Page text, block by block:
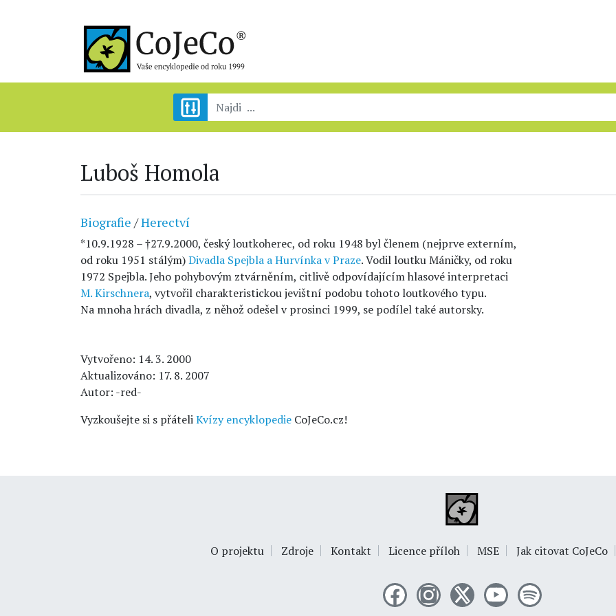
Luboš Homola
Biografie /Herectví
*10.9.1928 – †27.9.2000, český loutkoherec, od roku 1948 byl členem (nejprve externím,
od roku 1951 stálým)Divadla Spejbla a Hurvínka v Praze. Vodil loutku Máničky, od roku
1972 Spejbla. Jeho pohybovým ztvárněním, citlivě odpovídajícím hlasové interpretaci
M. Kirschnera, vytvořil charakteristickou jevištní podobu tohoto loutkového typu.
Na mnoha hrách divadla, z něhož odešel v prosinci 1999, se podílel také autorsky.
Vytvořeno: 14. 3. 2000
Aktualizováno: 17. 8. 2007
Autor: -red-
Vyzkoušejte si s přáteliKvízy encyklopedie CoJeCo.cz!
O projektu Zdroje Kontakt Licence příloh MSE Jak citovat CoJeCo